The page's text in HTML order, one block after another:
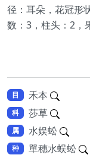
径：耳朵，花冠形
数：3，柱头：2，
目 禾本
科 莎草
属 水娱蚣
种 單穗水蜈蚣